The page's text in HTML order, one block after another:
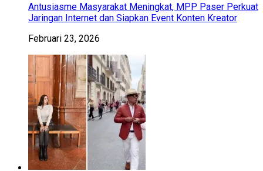
Antusiasme Masyarakat Meningkat, MPP Paser Perkuat
Jaringan Internet dan Siapkan Event Konten Kreator
Februari 23, 2026